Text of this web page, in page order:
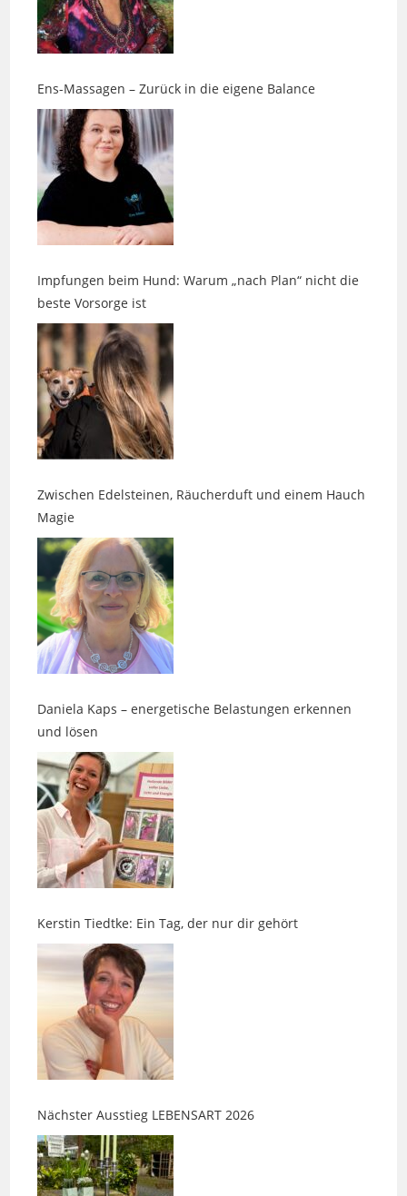
Ens-Massagen – Zurück in die eigene Balance
Impfungen beim Hund: Warum „nach Plan“ nicht die
Zwischen Edelsteinen, Räucherduft und einem Hauch
Daniela Kaps – energetische Belastungen erkennen
Kerstin Tiedtke: Ein Tag, der nur dir gehört
Nächster Ausstieg LEBENSART 2026